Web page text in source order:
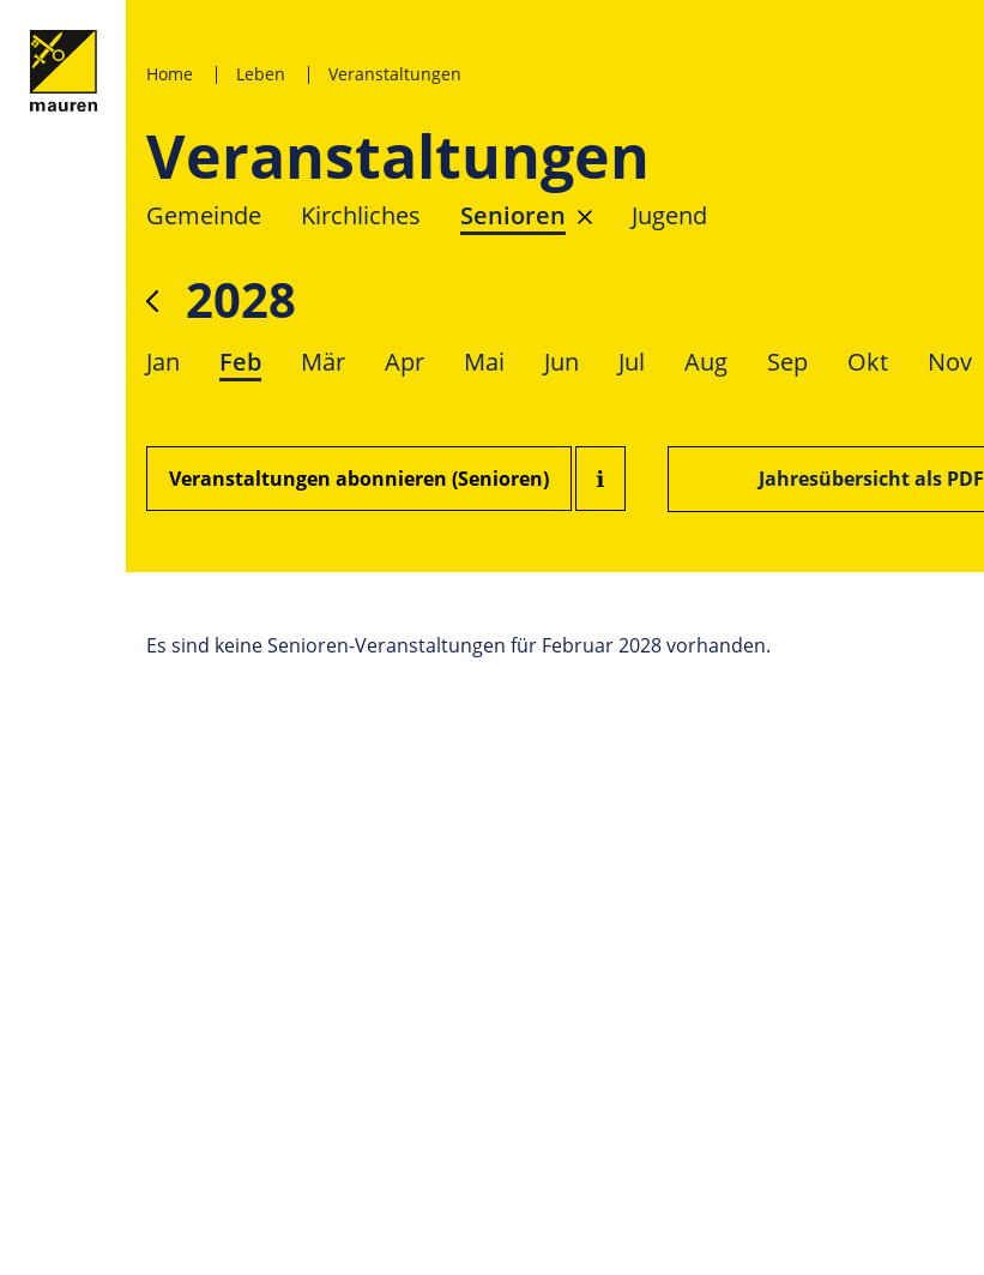
Home Leben Veranstaltungen
Veranstaltungen
Gemeinde Kirchliches Senioren Jugend
2028
Jan Feb Mär Apr Mai Jun Jul Aug Sep Okt Nov
Veranstaltungen abonnieren (Senioren) Jahresübersicht als PDF
Es sind keine Senioren-Veranstaltungen für Februar 2028 vorhanden.